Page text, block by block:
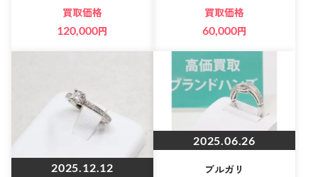
買取価格
120,000円
買取価格
60,000円
2025.12.12
2025.06.26
ブルガリ